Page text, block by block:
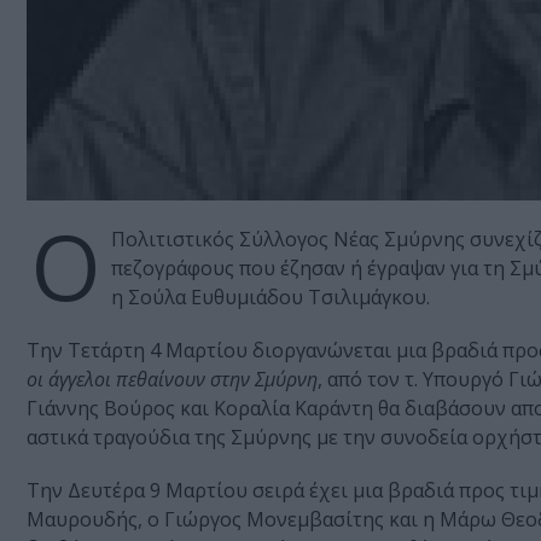
Ο
Πολιτιστικός Σύλλογος Νέας Σμύρνης
πεζογράφους που έζησαν ή έγραψαν για τη
η Σούλα Ευθυμιάδου Τσιλιμάγκου.
Την Τετάρτη 4 Μαρτίου διοργανώνεται μια βραδιά
οι άγγελοι πεθαίνουν στην Σμύρνη, από τον τ. Υπουργό
Γιάννης Βούρος και Κοραλία Καράντη θα διαβάσουν
αστικά τραγούδια της Σμύρνης με την συνοδεία
Την Δευτέρα 9 Μαρτίου σειρά έχει μια βραδιά προς
Μαυρουδής, ο Γιώργος Μονεμβασίτης και η Μάρω